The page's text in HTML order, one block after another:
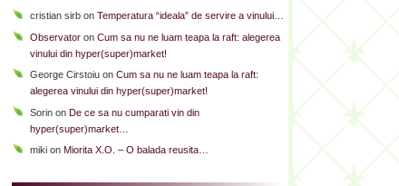
cristian sirb on Temperatura “ideala” de servire a vinului…
Observator on Cum sa nu ne luam teapa la raft: alegerea
vinului din hyper(super)market!
George Cirstoiu on Cum sa nu ne luam teapa la raft:
alegerea vinului din hyper(super)market!
Sorin on De ce sa nu cumparati vin din
hyper(super)market…
miki on Miorita X.O. – O balada reusita…